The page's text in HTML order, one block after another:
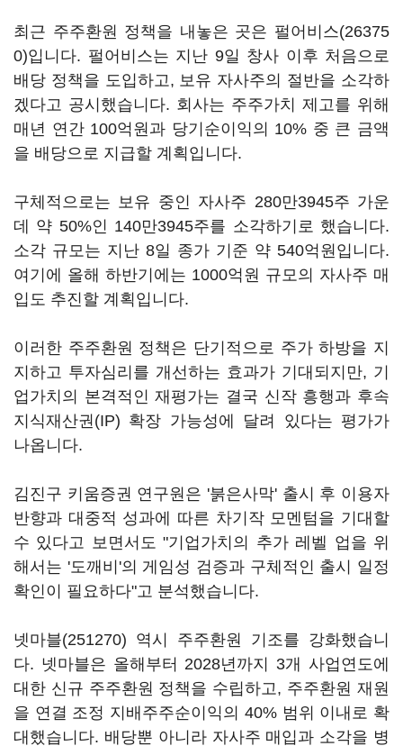
최근 주주환원 정책을 내놓은 곳은 펄어비스(26375
0)입니다. 펄어비스는 지난 9일 창사 이후 처음으로
배당 정책을 도입하고, 보유 자사주의 절반을 소각하
겠다고 공시했습니다. 회사는 주주가치 제고를 위해
매년 연간 100억원과 당기순이익의 10% 중 큰 금액
을 배당으로 지급할 계획입니다.
구체적으로는 보유 중인 자사주 280만3945주 가운
데 약 50%인 140만3945주를 소각하기로 했습니다.
소각 규모는 지난 8일 종가 기준 약 540억원입니다.
여기에 올해 하반기에는 1000억원 규모의 자사주 매
입도 추진할 계획입니다.
이러한 주주환원 정책은 단기적으로 주가 하방을 지
지하고 투자심리를 개선하는 효과가 기대되지만, 기
업가치의 본격적인 재평가는 결국 신작 흥행과 후속
지식재산권(IP) 확장 가능성에 달려 있다는 평가가
나옵니다.
김진구 키움증권 연구원은 '붉은사막' 출시 후 이용자
반향과 대중적 성과에 따른 차기작 모멘텀을 기대할
수 있다고 보면서도 "기업가치의 추가 레벨 업을 위
해서는 '도깨비'의 게임성 검증과 구체적인 출시 일정
확인이 필요하다"고 분석했습니다.
넷마블(251270) 역시 주주환원 기조를 강화했습니
다. 넷마블은 올해부터 2028년까지 3개 사업연도에
대한 신규 주주환원 정책을 수립하고, 주주환원 재원
을 연결 조정 지배주주순이익의 40% 범위 이내로 확
대했습니다. 배당뿐 아니라 자사주 매입과 소각을 병